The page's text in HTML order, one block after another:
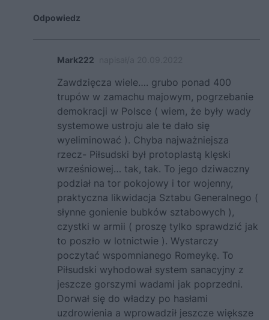
Odpowiedz
Mark222
Zawdzięcza wiele…. grubo ponad 400
trupów w zamachu majowym, pogrzebanie
demokracji w Polsce ( wiem, że były wady
systemowe ustroju ale te dało się
wyeliminować ). Chyba najważniejsza
rzecz- Piłsudski był protoplastą klęski
wrześniowej… tak, tak. To jego dziwaczny
podział na tor pokojowy i tor wojenny,
praktyczna likwidacja Sztabu Generalnego (
słynne gonienie bubków sztabowych ),
czystki w armii ( proszę tylko sprawdzić jak
to poszło w lotnictwie ). Wystarczy
poczytać wspomnianego Romeykę. To
Piłsudski wyhodował system sanacyjny z
jeszcze gorszymi wadami jak poprzedni.
Dorwał się do władzy po hasłami
uzdrowienia a wprowadził jeszcze większe